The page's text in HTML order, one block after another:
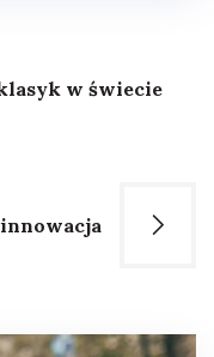
w świecie